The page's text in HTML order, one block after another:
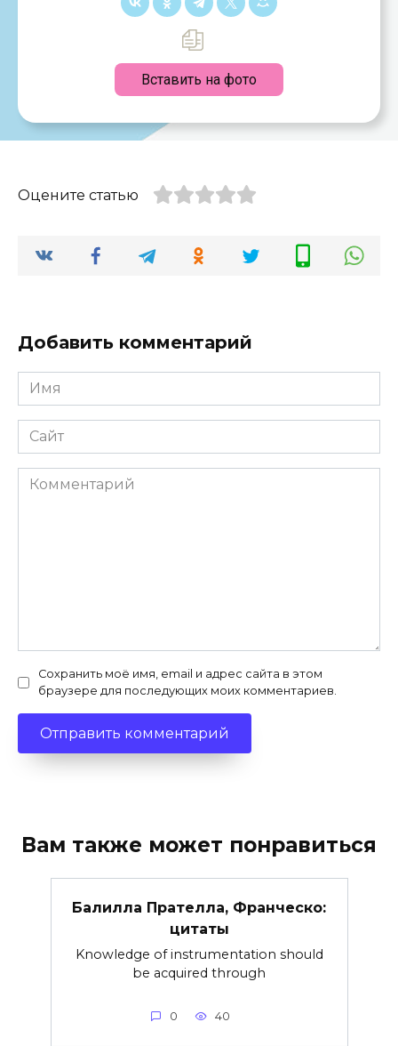
Вставить на фото
Оцените статью
Добавить комментарий
Имя
*
Сайт
Комментарий
Сохранить моё имя, email и адрес сайта в этом
браузере для последующих моих комментариев.
Вам также может понравиться
Балилла Прателла, Франческо:
цитаты
Knowledge of instrumentation should
be acquired through
0 40